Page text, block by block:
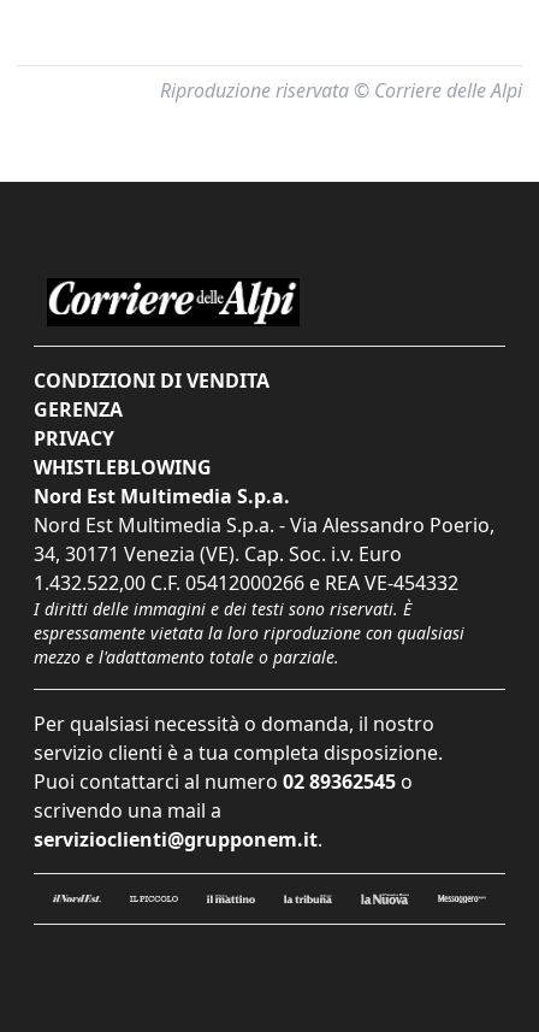
Riproduzione riservata © Corriere delle Alpi
CONDIZIONI DI VENDITA
GERENZA
PRIVACY
WHISTLEBLOWING
Nord Est Multimedia S.p.a.
Nord Est Multimedia S.p.a. - Via Alessandro Poerio,
34, 30171 Venezia (VE). Cap. Soc. i.v. Euro
1.432.522,00 C.F. 05412000266 e REA VE-454332
I diritti delle immagini e dei testi sono riservati. È
espressamente vietata la loro riproduzione con qualsiasi
mezzo e l'adattamento totale o parziale.
Per qualsiasi necessità o domanda, il nostro
servizio clienti è a tua completa disposizione.
Puoi contattarci al numero 02 89362545 o
scrivendo una mail a
servizioclienti@grupponem.it.